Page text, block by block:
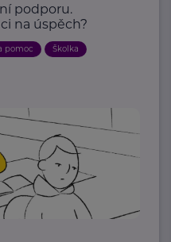
podporu.
na úspěch?
pomoc Školka